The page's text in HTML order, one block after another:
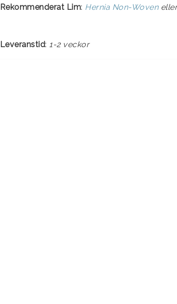
Rekommenderat Lim: Hernia Non-Woven
Leveranstid: 1-2 veckor